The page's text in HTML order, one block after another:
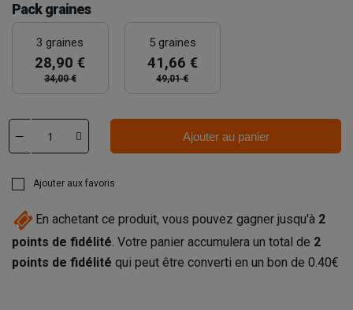
Pack graines
3 graines
28,90 €
34,00 €
5 graines
41,66 €
49,01 €
Ajouter au panier
Ajouter aux favoris
En achetant ce produit, vous pouvez gagner jusqu'à 2
points de fidélité. Votre panier accumulera un total de 2
points de fidélité qui peut être converti en un bon de 0.40€